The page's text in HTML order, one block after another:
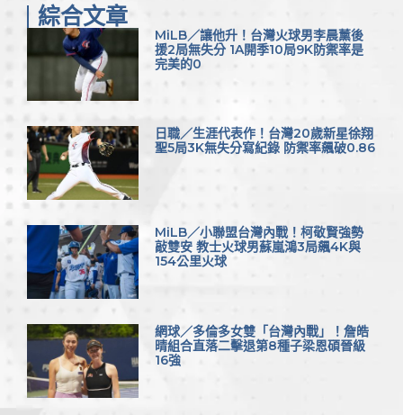
綜合文章
MiLB／讓他升！台灣火球男李晨薰後
援2局無失分 1A開季10局9K防禦率是
完美的0
日職／生涯代表作！台灣20歲新星徐翔
聖5局3K無失分寫紀錄 防禦率飆破0.86
MiLB／小聯盟台灣內戰！柯敬賢強勢
敲雙安 教士火球男蘇嵐鴻3局飆4K與
154公里火球
網球／多倫多女雙「台灣內戰」！詹皓
晴組合直落二擊退第8種子梁恩碩晉級
16強